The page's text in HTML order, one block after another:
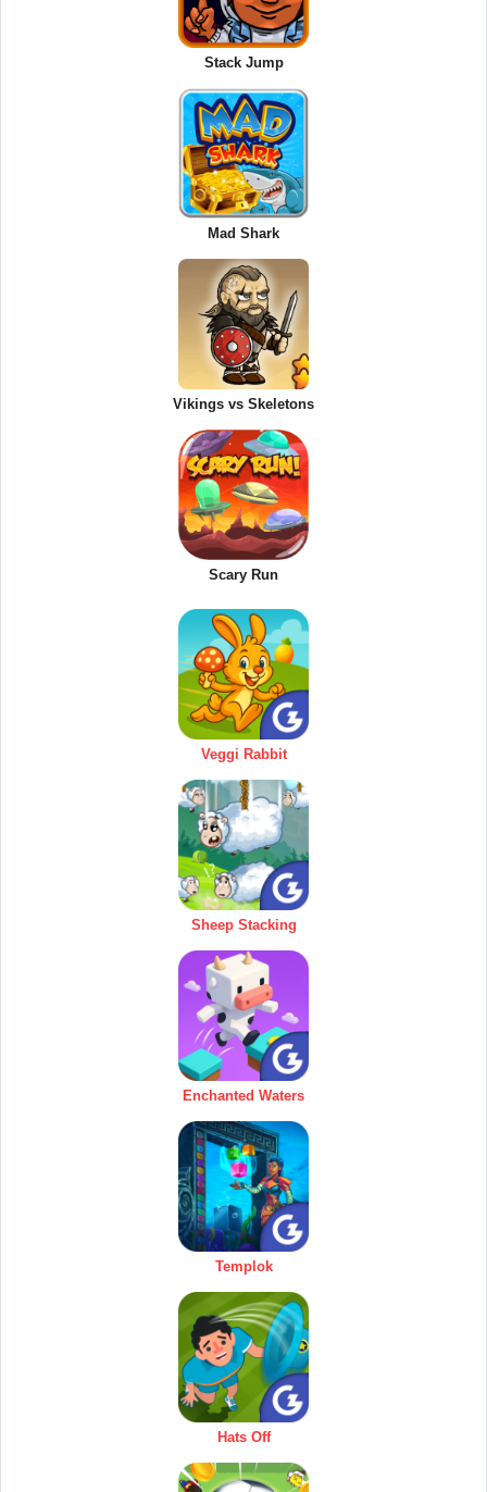
Stack Jump
Mad Shark
Vikings vs Skeletons
Scary Run
Veggi Rabbit
Sheep Stacking
Enchanted Waters
Templok
Hats Off